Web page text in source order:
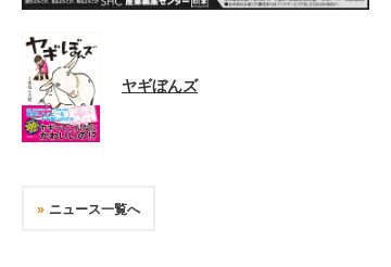
ヤギぼんズ
ニュース一覧へ